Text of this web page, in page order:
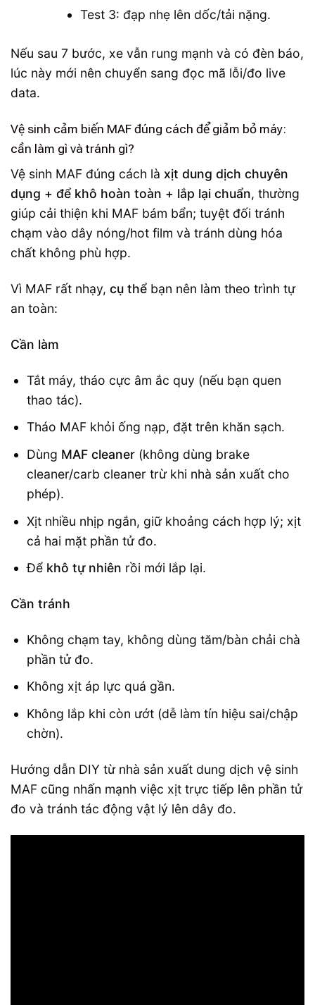
Test 3: đạp nhẹ lên dốc/tải nặng.
Nếu sau 7 bước, xe vẫn rung mạnh và có đèn báo,
lúc này mới nên chuyển sang đọc mã lỗi/đo live
data.
Vệ sinh cảm biến MAF đúng cách để giảm bỏ máy:
cần làm gì và tránh gì?
Vệ sinh MAF đúng cách là xịt dung dịch chuyên
dụng + để khô hoàn toàn + lắp lại chuẩn, thường
giúp cải thiện khi MAF bám bẩn; tuyệt đối tránh
chạm vào dây nóng/hot film và tránh dùng hóa
chất không phù hợp.
Vì MAF rất nhạy, cụ thể bạn nên làm theo trình tự
an toàn:
Cần làm
Tắt máy, tháo cực âm ắc quy (nếu bạn quen
thao tác).
Tháo MAF khỏi ống nạp, đặt trên khăn sạch.
Dùng MAF cleaner(không dùng brake
cleaner/carb cleaner trừ khi nhà sản xuất cho
phép).
Xịt nhiều nhịp ngắn, giữ khoảng cách hợp lý; xịt
cả hai mặt phần tử đo.
Để khô tự nhiên rồi mới lắp lại.
Cần tránh
Không chạm tay, không dùng tăm/bàn chải chà
phần tử đo.
Không xịt áp lực quá gần.
Không lắp khi còn ướt (dễ làm tín hiệu sai/chập
chờn).
Hướng dẫn DIY từ nhà sản xuất dung dịch vệ sinh
MAF cũng nhấn mạnh việc xịt trực tiếp lên phần tử
đo và tránh tác động vật lý lên dây đo.